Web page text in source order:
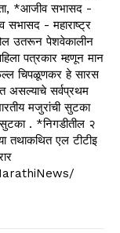
*आजीव सभासद -
सभासद - महाराष्ट्र
उतरून पेशवेकालीन
पत्रकार म्हणून मान
चिपळूणकर हे सारस
असल्याचे सर्वप्रथम
मजुरांची सुटका
सुटका . *निगडीतील २
तथाकथित एल टीटीइ